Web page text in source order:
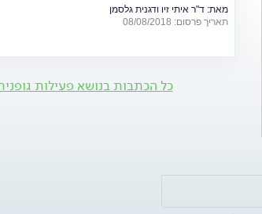
מאת: ד"ר איתי זיו ודגנית גלסמן
תאריך פרסום: 08/08/2018
כל הכתבות בנושא פעילות